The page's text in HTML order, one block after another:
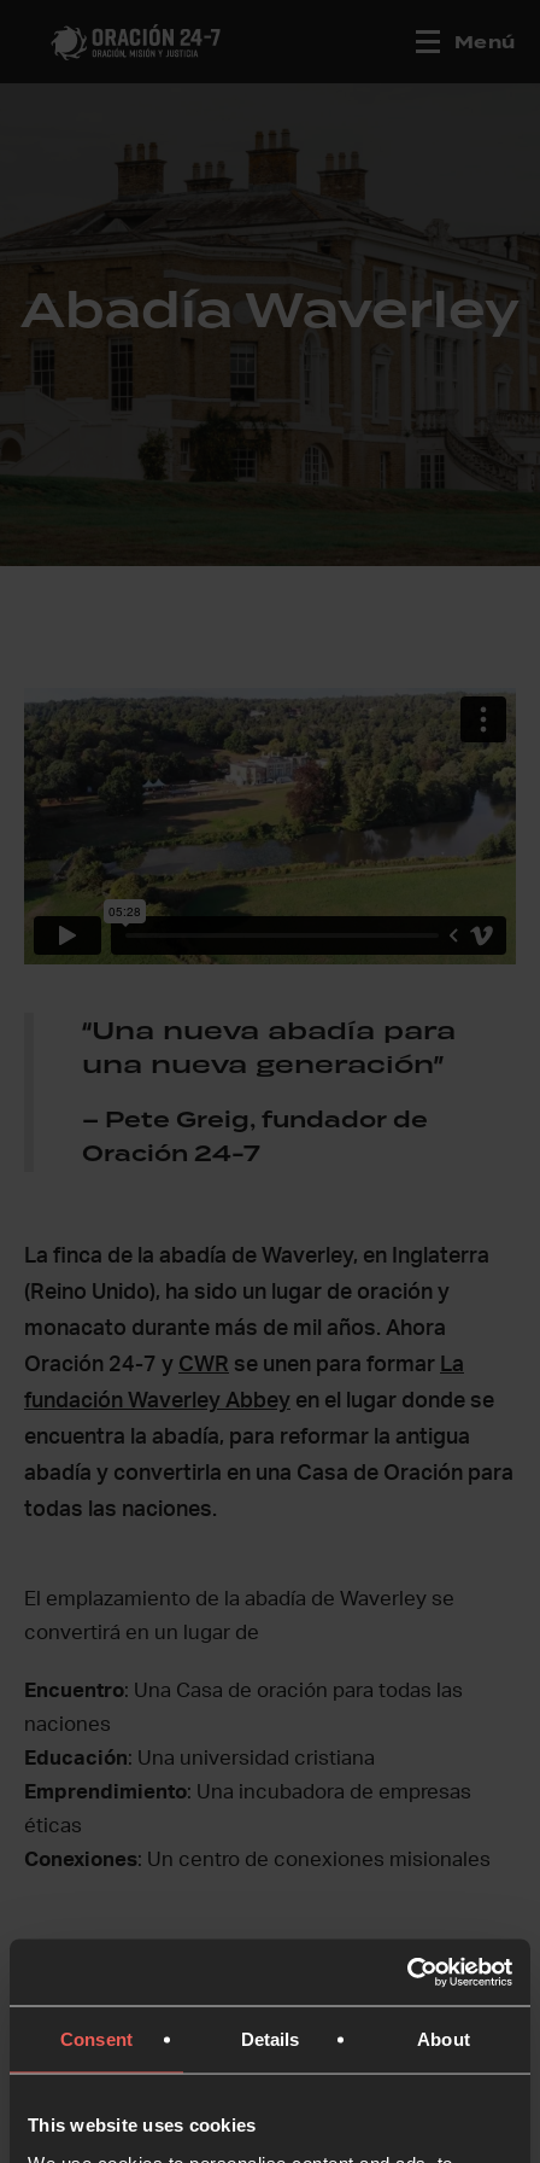
Consent Details About
This website uses cookies
Menú
Abadía Waverley
“Una nueva abadía para
una nueva generación”
– Pete Greig, fundador de
Oración 24-7
La finca de la abadía de Waverley, en Inglaterra
(Reino Unido), ha sido un lugar de oración y
monacato durante más de mil años. Ahora
Oración 24-7 y CWR se unen para formar La
fundación Waverley Abbey en el lugar donde se
encuentra la abadía, para reformar la antigua
abadía y convertirla en una Casa de Oración para
todas las naciones.
El emplazamiento de la abadía de Waverley se
convertirá en un lugar de
Encuentro: Una Casa de oración para todas las
naciones
Educación: Una universidad cristiana
Emprendimiento: Una incubadora de empresas
éticas
Conexiones: Un centro de conexiones misionales
fundador de Oración 24-7, se ha unido al nuevo
abadía de Waverley junto al administrador de